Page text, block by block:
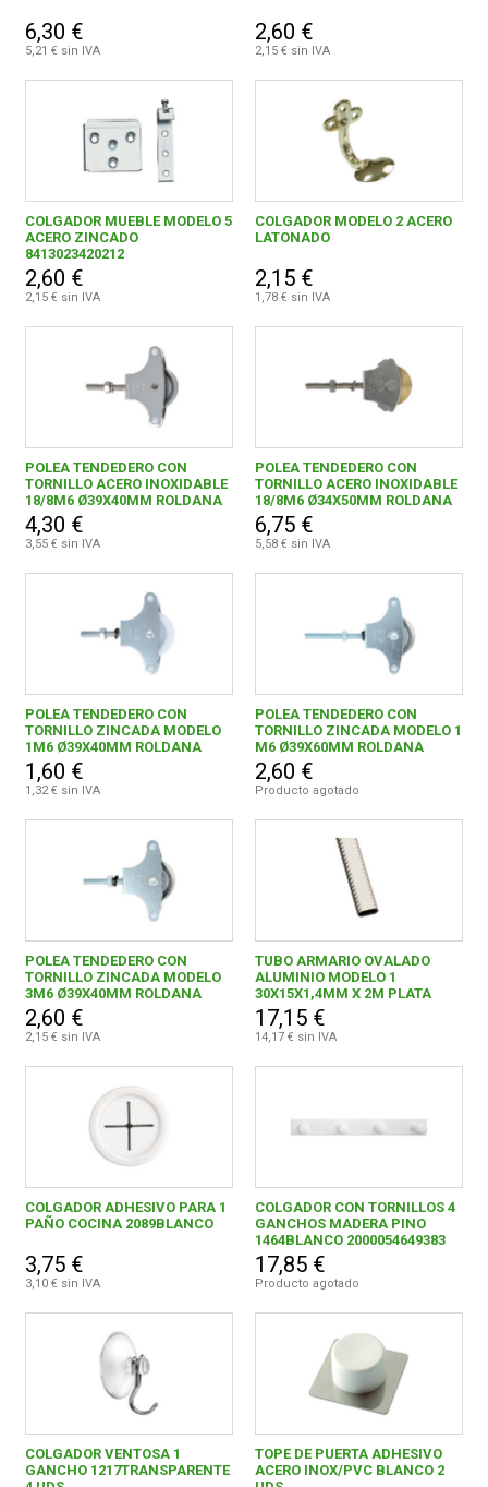
Albañilería y yesero 340
Varios ferreteria
Cizallas y Tijeras
Burletes y tapajuntas 145
Topes y perchas adhesivas 212
0,00 € - 9,99 €
10,00 € - 19,99 € 28
20,00 € - 29,99 € 8
30,00 € - 39,99 € 2
3M 3
15
Brinox 35
HERRAJES NESU, S.L.
Inofix
J. JOSE VERGES, S.A.
3
M. PASCUAL, S.L. 1
SUMICROM, S.L.
TESA TAPE, S.A. 21
VERSA HOME, S.A. 2
6,30 €
5,21 € sin IVA
2,60 €
2,15 € sin IVA
COLGADOR MUEBLE MODELO 5
ACERO ZINCADO
8413023420212
2,60 €
2,15 € sin IVA
COLGADOR MODELO 2 ACERO
LATONADO
2,15 €
1,78 € sin IVA
POLEA TENDEDERO CON
TORNILLO ACERO INOXIDABLE
18/8M6 Ø39X40MM ROLDANA
PLASTICO
4,30 €
3,55 € sin IVA
POLEA TENDEDERO CON
TORNILLO ACERO INOXIDABLE
18/8M6 Ø34X50MM ROLDANA
LATON
6,75 €
5,58 € sin IVA
POLEA TENDEDERO CON
TORNILLO ZINCADA MODELO
1M6 Ø39X40MM ROLDANA
PLASTICO
1,60 €
1,32 € sin IVA
POLEA TENDEDERO CON
TORNILLO ZINCADA MODELO 1
M6 Ø39X60MM ROLDANA
METALICA
2,60 €
Producto agotado
POLEA TENDEDERO CON
TORNILLO ZINCADA MODELO
3M6 Ø39X40MM ROLDANA
METALICCA
2,60 €
2,15 € sin IVA
TUBO ARMARIO OVALADO
ALUMINIO MODELO 1
30X15X1,4MM X 2M PLATA
8413023184435
17,15 €
14,17 € sin IVA
COLGADOR ADHESIVO PARA 1
PAÑO COCINA 2089BLANCO
3,75 €
3,10 € sin IVA
COLGADOR CON TORNILLOS 4
GANCHOS MADERA PINO
1464BLANCO 2000054649383
17,85 €
Producto agotado
COLGADOR VENTOSA 1
GANCHO 1217TRANSPARENTE
TOPE DE PUERTA ADHESIVO
ACERO INOX/PVC BLANCO 2
ENVÍOS
DEVOLUCIONES
FORMAS DE PAGO
CONDICIONES